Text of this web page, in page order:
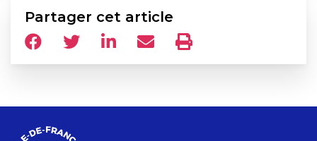
Partager cet article